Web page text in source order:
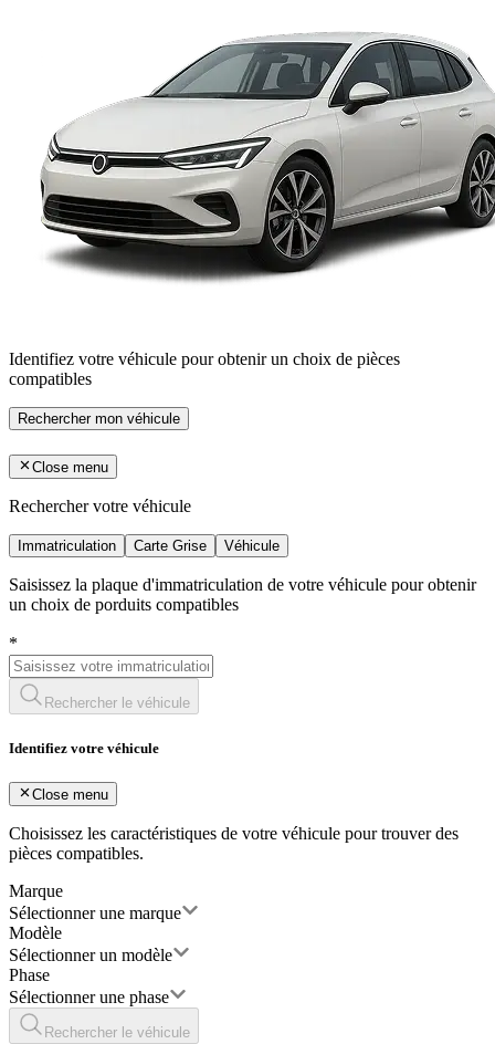
Identifiez votre véhicule pour obtenir un choix de pièces
compatibles
Rechercher mon véhicule
Close menu
Rechercher votre véhicule
Immatriculation Carte Grise Véhicule
Saisissez la plaque d'immatriculation de votre véhicule pour obtenir
un choix de porduits compatibles
*
Rechercher le véhicule
Identifiez votre véhicule
Close menu
Choisissez les caractéristiques de votre véhicule pour trouver des
pièces compatibles.
Marque
Sélectionner une marque
Modèle
Sélectionner un modèle
Phase
Sélectionner une phase
Rechercher le véhicule